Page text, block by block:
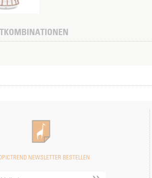
NEWSLETTER BESTELLEN